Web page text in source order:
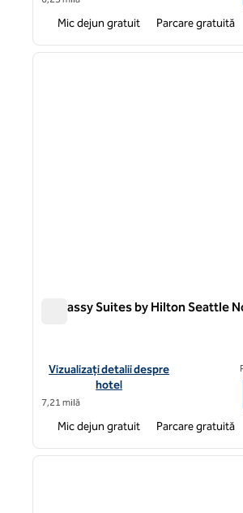
Mic dejun gratuit Parcare gratuită
1 din 12
Embassy Suites by Hilton Seattle
Vizualizați detaliile hotelului pentru
Vizualizați detalii despre
hotel
7,21 milă
Mic dejun gratuit Parcare gratuită
1 din 11